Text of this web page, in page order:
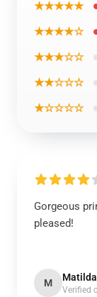
★★★★★
★★★★☆
★★★☆☆
★★☆☆☆
★☆☆☆☆
Gorgeous
pleased!
M Matilda
Verified